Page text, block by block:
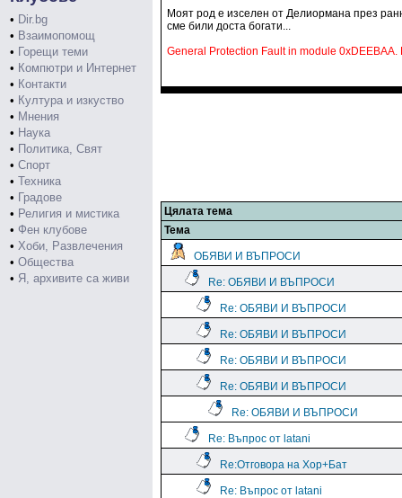
• Dir.bg
• Взаимопомощ
• Горещи теми
• Компютри и Интернет
• Контакти
• Култура и изкуство
• Мнения
• Наука
• Политика, Свят
• Спорт
• Техника
• Градове
• Религия и мистика
• Фен клубове
• Хоби, Развлечения
• Общества
• Я, архивите са живи
Моят род е изселен от Делиормана през
сме били доста богати...
General Protection Fault in module
Цялата тема
Тема
ОБЯВИ И ВЪПРОСИ
Re: ОБЯВИ И ВЪПРОСИ
Re: ОБЯВИ И ВЪПРОСИ
Re: ОБЯВИ И ВЪПРОСИ
Re: ОБЯВИ И ВЪПРОСИ
Re: ОБЯВИ И ВЪПРОСИ
Re: ОБЯВИ И ВЪПРОСИ
Re: Въпрос от latani
Re:Отговора на Хор+Бат
Re: Въпрос от latani